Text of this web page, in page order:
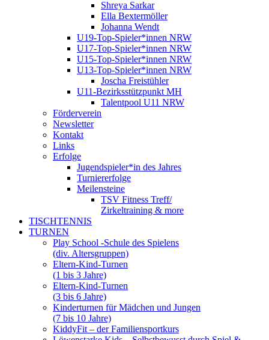
Shreya Sarkar
Ella Bextermöller
Johanna Wendt
U19-Top-Spieler*innen NRW
U17-Top-Spieler*innen NRW
U15-Top-Spieler*innen NRW
U13-Top-Spieler*innen NRW
Joscha Freistühler
U11-Bezirksstützpunkt MH
Talentpool U11 NRW
Förderverein
Newsletter
Kontakt
Links
Erfolge
Jugendspieler*in des Jahres
Turniererfolge
Meilensteine
TSV Fitness Treff/
Zirkeltraining & more
TISCHTENNIS
TURNEN
Play School -Schule des Spielens
(div. Altersgruppen)
Eltern-Kind-Turnen
(1 bis 3 Jahre)
Eltern-Kind-Turnen
(3 bis 6 Jahre)
Kinderturnen für Mädchen und Jungen
(7 bis 10 Jahre)
KiddyFit – der Familiensportkurs